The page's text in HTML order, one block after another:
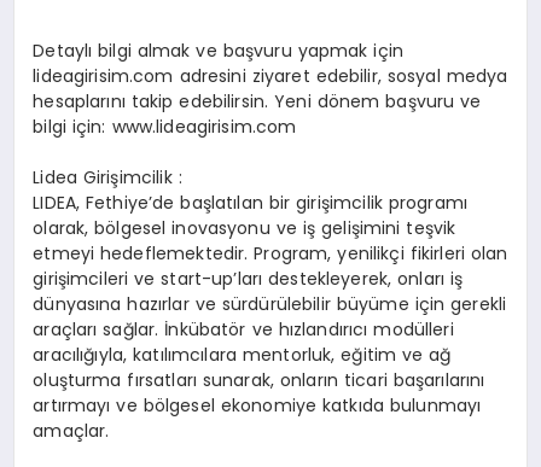
Detaylı bilgi almak ve başvuru yapmak için
lideagirisim.com adresini ziyaret edebilir, sosyal medya
hesaplarını takip edebilirsin. Yeni dönem başvuru ve
bilgi için: www.lideagirisim.com
Lidea Girişimcilik :
LIDEA, Fethiye’de başlatılan bir girişimcilik programı
olarak, bölgesel inovasyonu ve iş gelişimini teşvik
etmeyi hedeflemektedir. Program, yenilikçi fikirleri olan
girişimcileri ve start-up’ları destekleyerek, onları iş
dünyasına hazırlar ve sürdürülebilir büyüme için gerekli
araçları sağlar. İnkübatör ve hızlandırıcı modülleri
aracılığıyla, katılımcılara mentorluk, eğitim ve ağ
oluşturma fırsatları sunarak, onların ticari başarılarını
artırmayı ve bölgesel ekonomiye katkıda bulunmayı
amaçlar.